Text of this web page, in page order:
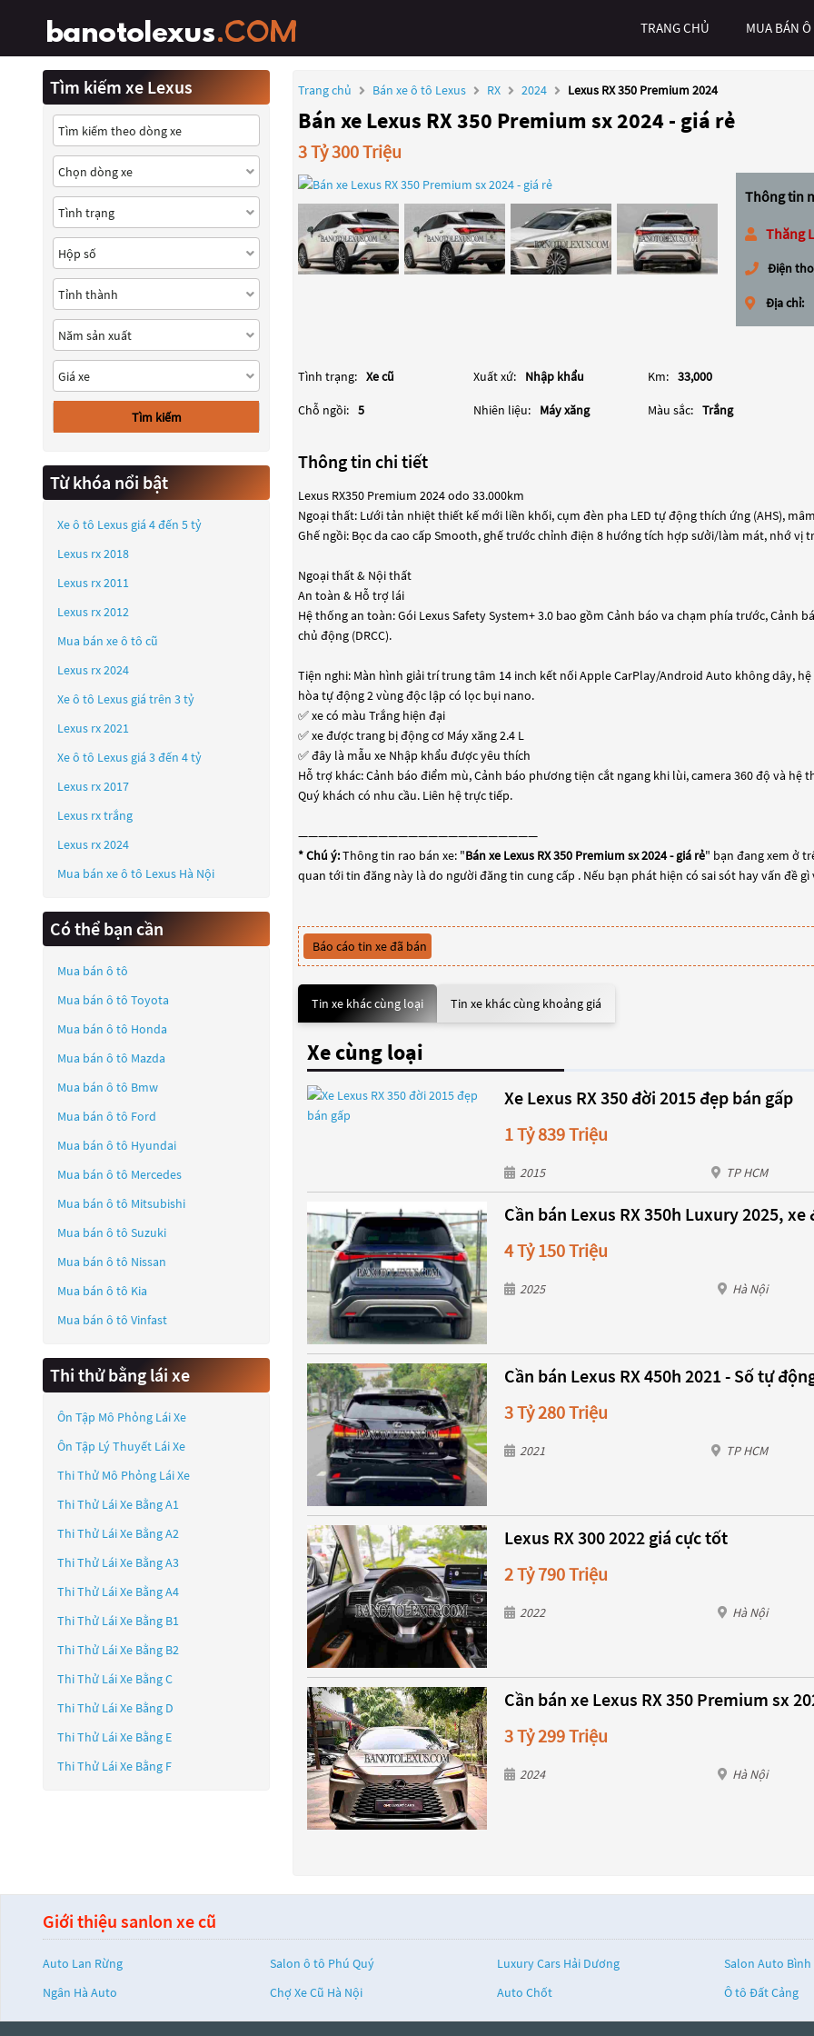
TRANG CHỦ MUA BÁN
Trang chủ Bán xe ô tô Lexus RX 2024 Lexus RX 350 Premium 2024
Bán xe Lexus RX 350 Premium sx 2024 - giá rẻ
3 Tỷ 300 Triệu
Thông tin
Thăng
Điện
Địa chỉ:
Tình trạng: Xe cũ Xuất xứ: Nhập khẩu Km: 33,000
Chỗ ngồi: 5 Nhiên liệu: Máy xăng Màu sắc: Trắng
Thông tin chi tiết
Lexus RX350 Premium 2024 odo 33.000km
Ngoại thất: Lưới tản nhiệt thiết kế mới liền khối, cụm đèn pha LED tự động thích ứng (AHS),
Ghế ngồi: Bọc da cao cấp Smooth, ghế trước chỉnh điện 8 hướng tích hợp sưởi/làm mát, nhớ vị
Ngoại thất & Nội thất
An toàn & Hỗ trợ lái
Hệ thống an toàn: Gói Lexus Safety System+ 3.0 bao gồm Cảnh báo va chạm phía trước,
chủ động (DRCC).
Tiện nghi: Màn hình giải trí trung tâm 14 inch kết nối Apple CarPlay/Android Auto không dây,
hòa tự động 2 vùng độc lập có lọc bụi nano.
✅ xe có màu Trắng hiện đại
✅ xe được trang bị động cơ Máy xăng 2.4 L
✅ đây là mẫu xe Nhập khẩu được yêu thích
Hỗ trợ khác: Cảnh báo điểm mù, Cảnh báo phương tiện cắt ngang khi lùi, camera 360 độ và hệ
Quý khách có nhu cầu. Liên hệ trực tiếp.
————————————————————————
* Chú ý:Thông tin rao bán xe: "Bán xe Lexus RX 350 Premium sx 2024 - giá rẻ" bạn đang xem ở
quan tới tin đăng này là do người đăng tin cung cấp . Nếu bạn phát hiện có sai sót hay vấn đề
Báo cáo tin xe đã bán
Tin xe khác cùng loại Tin xe khác cùng khoảng giá
Xe cùng loại
Xe Lexus RX 350 đời 2015 đẹp bán gấp
1 Tỷ 839 Triệu
2015 TP HCM
Cần bán Lexus RX 350h Luxury 2025,
4 Tỷ 150 Triệu
2025 Hà Nội
Cần bán Lexus RX 450h 2021 - Số tự
3 Tỷ 280 Triệu
2021 TP HCM
Lexus RX 300 2022 giá cực tốt
2 Tỷ 790 Triệu
2022 Hà Nội
Cần bán xe Lexus RX 350 Premium sx
3 Tỷ 299 Triệu
2024 Hà Nội
Tìm kiếm xe Lexus
Tìm kiếm
Từ khóa nổi bật
Xe ô tô Lexus giá 4 đến 5 tỷ
Lexus rx 2018
Lexus rx 2011
Lexus rx 2012
Mua bán xe ô tô cũ
Lexus rx 2024
Xe ô tô Lexus giá trên 3 tỷ
Lexus rx 2021
Xe ô tô Lexus giá 3 đến 4 tỷ
Lexus rx 2017
Lexus rx trắng
Lexus rx 2024
Mua bán xe ô tô Lexus Hà Nội
Có thể bạn cần
Mua bán ô tô
Mua bán ô tô Toyota
Mua bán ô tô Honda
Mua bán ô tô Mazda
Mua bán ô tô Bmw
Mua bán ô tô Ford
Mua bán ô tô Hyundai
Mua bán ô tô Mercedes
Mua bán ô tô Mitsubishi
Mua bán ô tô Suzuki
Mua bán ô tô Nissan
Mua bán ô tô Kia
Mua bán ô tô Vinfast
Thi thử bằng lái xe
Ôn Tập Mô Phỏng Lái Xe
Ôn Tập Lý Thuyết Lái Xe
Thi Thử Mô Phỏng Lái Xe
Thi Thử Lái Xe Bằng A1
Thi Thử Lái Xe Bằng A2
Thi Thử Lái Xe Bằng A3
Thi Thử Lái Xe Bằng A4
Thi Thử Lái Xe Bằng B1
Thi Thử Lái Xe Bằng B2
Thi Thử Lái Xe Bằng C
Thi Thử Lái Xe Bằng D
Thi Thử Lái Xe Bằng E
Thi Thử Lái Xe Bằng F
Giới thiệu sanlon xe cũ
Auto Lan Rừng Salon ô tô Phú Quý Luxury Cars Hải Dương
Salon Auto
Ngân Hà Auto
Chợ Xe Cũ Hà Nội Auto Chốt Ô tô Đất Cảng